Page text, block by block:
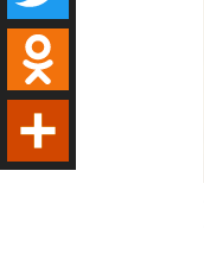
Twitter
Odnoklassniki